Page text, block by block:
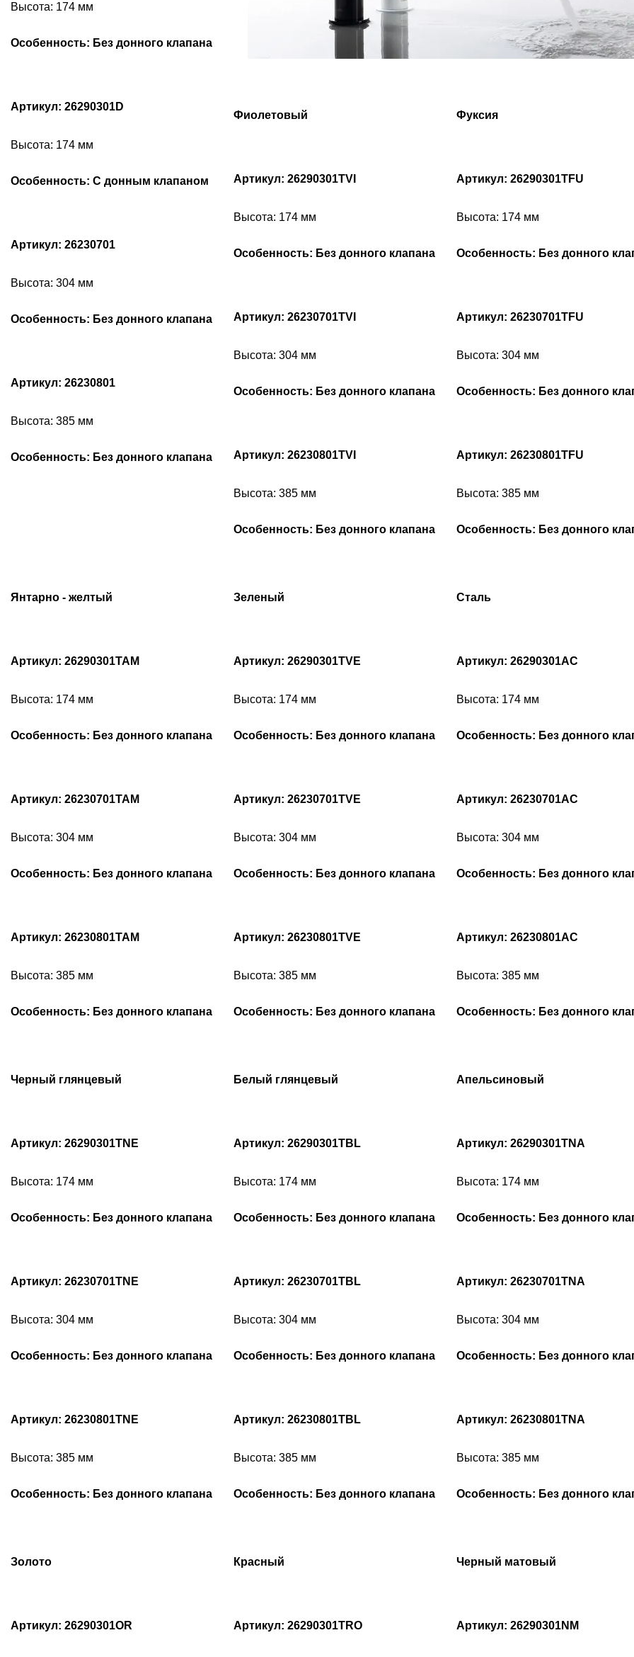
Высота: 174 мм
Особенность: Без донного клапана
Артикул: 26290301D
Высота: 174 мм
Особенность: С донным клапаном
Артикул: 26230701
Высота: 304 мм
Особенность: Без донного клапана
Артикул: 26230801
Высота: 385 мм
Особенность: Без донного клапана
Фиолетовый
Артикул: 26290301TVI
Высота: 174 мм
Особенность: Без донного клапана
Артикул: 26230701TVI
Высота: 304 мм
Особенность: Без донного клапана
Артикул: 26230801TVI
Высота: 385 мм
Особенность: Без донного клапана
Фуксия
Артикул: 26290301TFU
Высота: 174 мм
Особенность: Без донного
Артикул: 26230701TFU
Высота: 304 мм
Особенность: Без донного
Артикул: 26230801TFU
Высота: 385 мм
Особенность: Без донного
Янтарно - желтый
Артикул: 26290301TAM
Высота: 174 мм
Особенность: Без донного клапана
Артикул: 26230701TAM
Высота: 304 мм
Особенность: Без донного клапана
Артикул: 26230801TAM
Высота: 385 мм
Особенность: Без донного клапана
Зеленый
Артикул: 26290301TVE
Высота: 174 мм
Особенность: Без донного клапана
Артикул: 26230701TVE
Высота: 304 мм
Особенность: Без донного клапана
Артикул: 26230801TVE
Высота: 385 мм
Особенность: Без донного клапана
Сталь
Артикул: 26290301AC
Высота: 174 мм
Особенность: Без донного
Артикул: 26230701AC
Высота: 304 мм
Особенность: Без донного
Артикул: 26230801AC
Высота: 385 мм
Особенность: Без донного
Черный глянцевый
Артикул: 26290301TNE
Высота: 174 мм
Особенность: Без донного клапана
Артикул: 26230701TNE
Высота: 304 мм
Особенность: Без донного клапана
Артикул: 26230801TNE
Высота: 385 мм
Особенность: Без донного клапана
Белый глянцевый
Артикул: 26290301TBL
Высота: 174 мм
Особенность: Без донного клапана
Артикул: 26230701TBL
Высота: 304 мм
Особенность: Без донного клапана
Артикул: 26230801TBL
Высота: 385 мм
Особенность: Без донного клапана
Апельсиновый
Артикул: 26290301TNA
Высота: 174 мм
Особенность: Без донного
Артикул: 26230701TNA
Высота: 304 мм
Особенность: Без донного
Артикул: 26230801TNA
Высота: 385 мм
Особенность: Без донного
Золото
Артикул: 26290301OR
Красный
Артикул: 26290301TRO
Черный матовый
Артикул: 26290301NM